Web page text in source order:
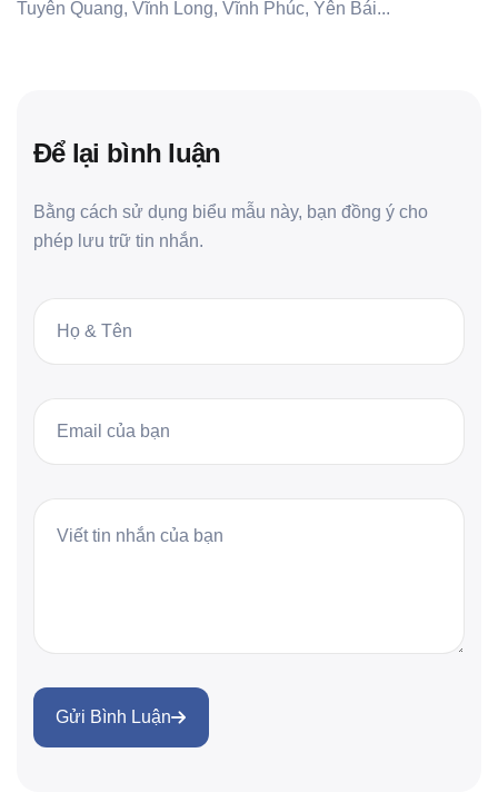
Tuyên Quang, Vĩnh Long, Vĩnh Phúc, Yên Bái...
Để lại bình luận
Bằng cách sử dụng biểu mẫu này, bạn đồng ý cho
phép lưu trữ tin nhắn.
Gửi Bình Luận